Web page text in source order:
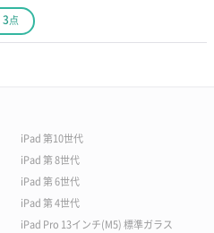
3点
iPad 第10世代
iPad 第 8世代
iPad 第 6世代
iPad 第 4世代
iPad Pro 13インチ(M5) 標準ガラス